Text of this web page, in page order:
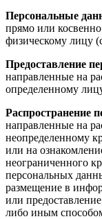
Персональные
прямо или
физическому лицу
Предоставление
направленные на
определенному
Распространение
направленные на
неопределенному
или на
неограниченного
персональных
размещение в
или
либо иным